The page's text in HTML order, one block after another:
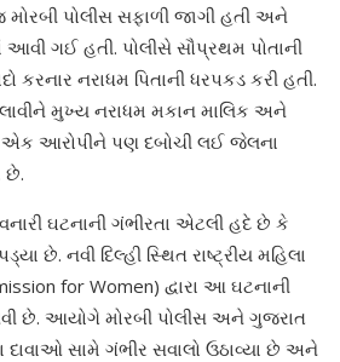
મોરબી પોલીસ સફાળી જાગી હતી અને
આવી ગઈ હતી. પોલીસે સૌપ્રથમ પોતાની
કરનાર નરાધમ પિતાની ધરપકડ કરી હતી.
મુખ્ય નરાધમ મકાન માલિક અને
એક આરોપીને પણ દબોચી લઈ જેલના
છે.
ઘટનાની ગંભીરતા એટલી હદે છે કે
છે. નવી દિલ્હી સ્થિત રાષ્ટ્રીય મહિલા
for Women) દ્વારા આ ઘટનાની
છે. આયોગે મોરબી પોલીસ અને ગુજરાત
દાવાઓ સામે ગંભીર સવાલો ઉઠાવ્યા છે અને